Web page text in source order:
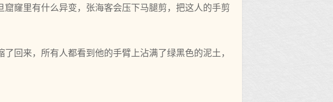
窿里有什么异变，张海客会压下马腿剪，把这人的手剪
回来，所有人都看到他的手臂上沾满了绿黑色的泥土，